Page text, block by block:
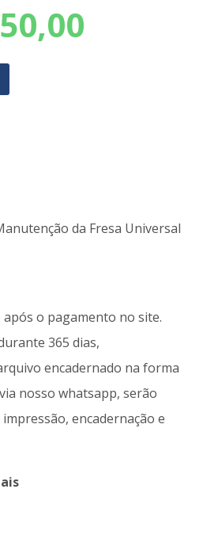
da Fresa Universal
o pagamento no site.
365 dias,
encadernado na forma
nosso whatsapp, serão
encadernação e